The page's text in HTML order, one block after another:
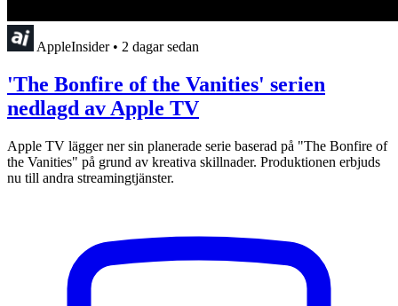
AppleInsider • 2 dagar sedan
'The Bonfire of the Vanities' serien
nedlagd av Apple TV
Apple TV lägger ner sin planerade serie baserad på "The Bonfire of
the Vanities" på grund av kreativa skillnader. Produktionen erbjuds
nu till andra streamingtjänster.